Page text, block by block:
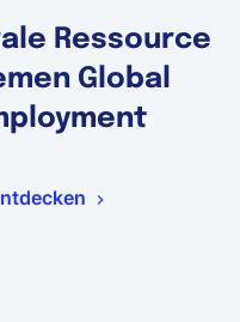
Ressource
Global